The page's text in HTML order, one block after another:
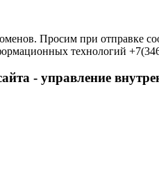
Просим при отправке
технологий
- управление